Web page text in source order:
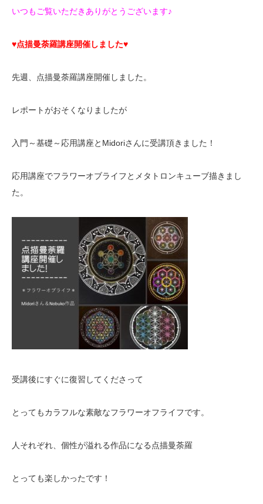
いつもご覧いただきありがとうございます♪
♥点描曼荼羅講座開催しました♥
先週、点描曼荼羅講座開催しました。
レポートがおそくなりましたが
入門～基礎～応用講座とMidoriさんに受講頂きました！
応用講座でフラワーオブライフとメタトロンキューブ描きまし
た。
受講後にすぐに復習してくださって
とってもカラフルな素敵なフラワーオフライフです。
人それぞれ、個性が溢れる作品になる点描曼荼羅
とっても楽しかったです！